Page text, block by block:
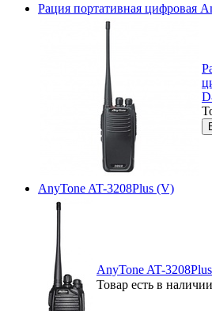
Рация портативная цифровая
AnyTone AT-3208Plus (V)
AnyTone AT-
Товар есть в наличии